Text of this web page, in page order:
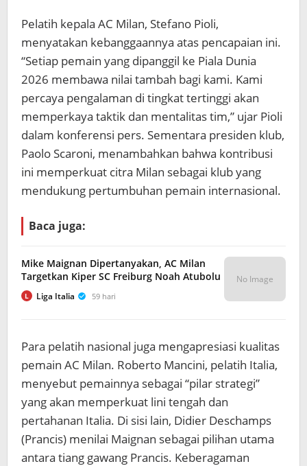
Pelatih kepala AC Milan, Stefano Pioli,
menyatakan kebanggaannya atas pencapaian ini.
“Setiap pemain yang dipanggil ke Piala Dunia
2026 membawa nilai tambah bagi kami. Kami
percaya pengalaman di tingkat tertinggi akan
memperkaya taktik dan mentalitas tim,” ujar Pioli
dalam konferensi pers. Sementara presiden klub,
Paolo Scaroni, menambahkan bahwa kontribusi
ini memperkuat citra Milan sebagai klub yang
mendukung pertumbuhan pemain internasional.
Baca juga:
Mike Maignan Dipertanyakan, AC Milan
Targetkan Kiper SC Freiburg Noah Atubolu
L Liga Italia 59 hari
No Image
Para pelatih nasional juga mengapresiasi kualitas
pemain AC Milan. Roberto Mancini, pelatih Italia,
menyebut pemainnya sebagai “pilar strategi”
yang akan memperkuat lini tengah dan
pertahanan Italia. Di sisi lain, Didier Deschamps
(Prancis) menilai Maignan sebagai pilihan utama
antara tiang gawang Prancis. Keberagaman